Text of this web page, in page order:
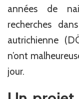
années de
recherches
autrichienne
n’ont
jour.